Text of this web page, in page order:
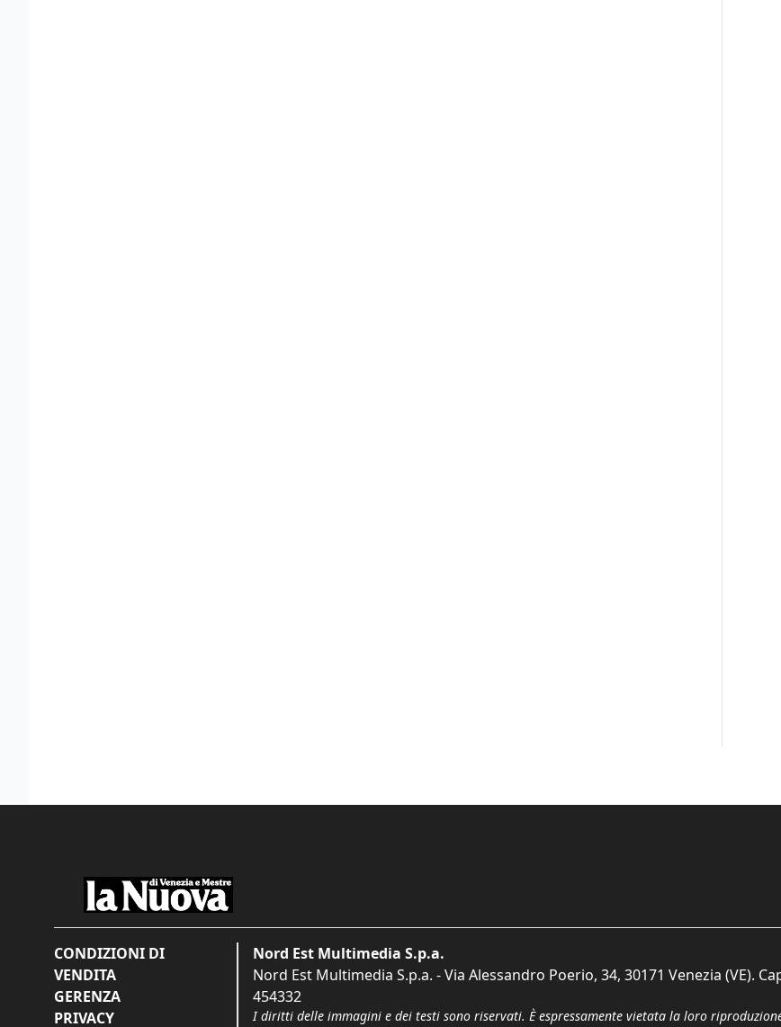
CONDIZIONI DI
VENDITA
GERENZA
PRIVACY
Nord Est Multimedia S.p.a.
Nord Est Multimedia S.p.a. - Via Alessandro Poerio, 34, 30171 Venezia (VE).
454332
I diritti delle immagini e dei testi sono riservati. È espressamente vietata la loro